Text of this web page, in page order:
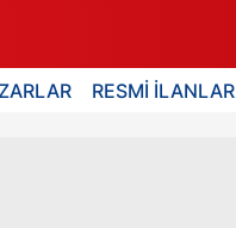
RESMİ İLANLAR